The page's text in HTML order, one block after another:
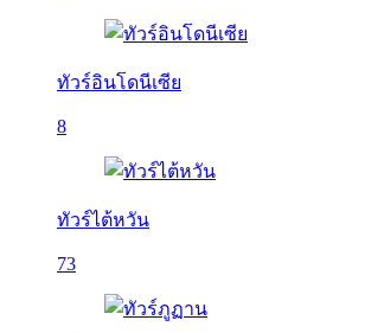
ทัวร์อินโดนีเซีย
8
ทัวร์ไต้หวัน
73